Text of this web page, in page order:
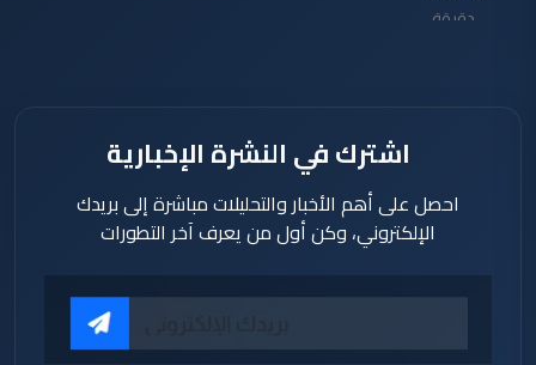
دقيقة
اشترك في النشرة الإخبارية
احصل على أهم الأخبار والتحليلات مباشرة إلى بريدك
الإلكتروني، وكن أول من يعرف آخر التطورات